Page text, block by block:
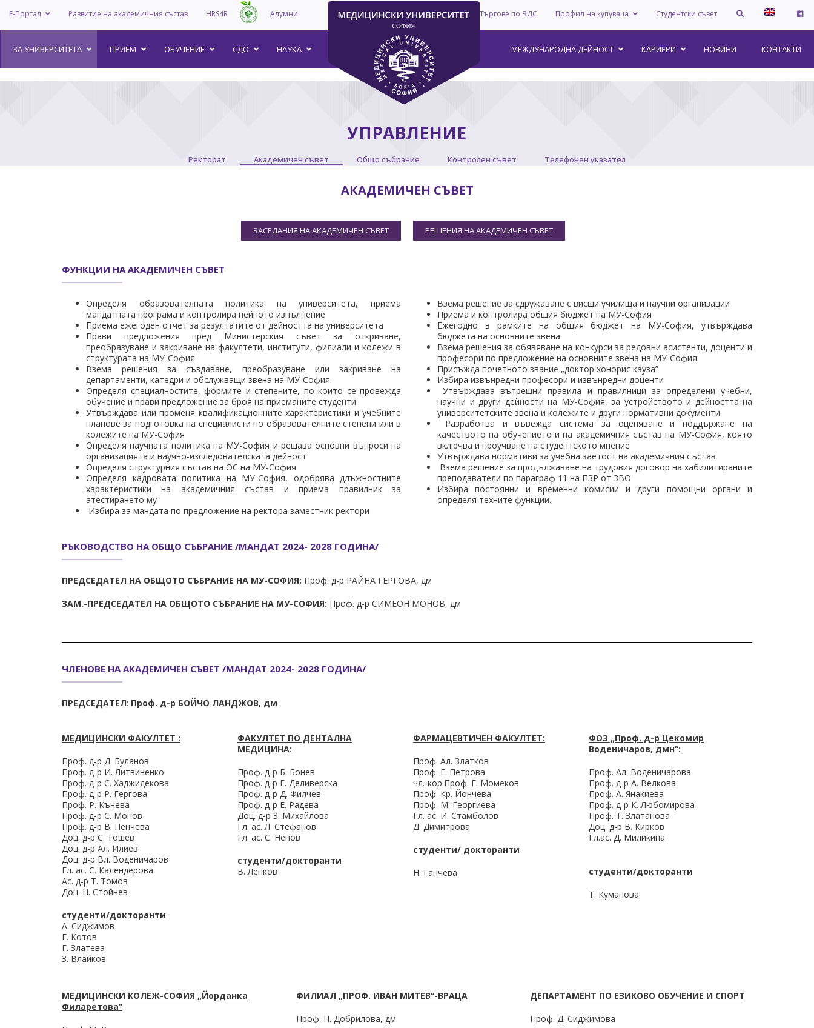
Е-Портал Развитие на академичния състав HRS4R Алумни Студентски съвет
Профил на купувача
Търгове по ЗДС
ЗА УНИВEРСИТЕТА
Медицински факултет
Факултет по дентална медицина
Фармацевтичен факултет
Факултет по обществено здраве
Филиал „Проф. д-р Ив. Митев” –
Враца
Медицински колеж – София
Научно-изследователски институт
ДЕОС
СОССБОС
Развойно-
техническа
Почивна
база-Китен
ПРИЕМ ОБУЧЕНИЕ СДО НАУКА КОНТАКТИ
НОВИНИ
КАРИЕРИ
МЕЖДУНАРОДНА ДЕЙНОСТ
УПРАВЛЕНИЕ
Ректорат Академичен съвет Общо събрание Контролен съвет Телефонен указател
АКАДЕМИЧЕН СЪВЕТ
ЗАСЕДАНИЯ НА АКАДЕМИЧЕН СЪВЕТ РЕШЕНИЯ НА АКАДЕМИЧЕН СЪВЕТ
ФУНКЦИИ НА АКАДЕМИЧЕН СЪВЕТ
Определя образователната политика на университета, приема
мандатната програма и контролира нейното изпълнение
Приема ежегоден отчет за резултатите от дейността на университета
Прави предложения пред Министерския съвет за откриване,
преобразуване и закриване на факултети, институти, филиали и колежи в
структурата на МУ-София.
Взема решения за създаване, преобразуване или закриване на
департаменти, катедри и обслужващи звена на МУ-София.
Определя специалностите, формите и степените, по които се провежда
обучение и прави предложение за броя на приеманите студенти
Утвърждава или променя квалификационните характеристики и учебните
планове за подготовка на специалисти по образователните степени или в
колежите на МУ-София
Определя научната политика на МУ-София и решава основни въпроси на
организацията и научно-изследователската дейност
Определя структурния състав на ОС на МУ-София
Определя кадровата политика на МУ-София, одобрява длъжностните
характеристики на академичния състав и приема правилник за
атестирането му
Избира за мандата по предложение на ректора заместник ректори
Взема решение за сдружаване с висши училища и научни организации
Приема и контролира общия бюджет на МУ-София
Ежегодно в рамките на общия бюджет на МУ-София, утвърждава
бюджета на основните звена
Взема решения за обявяване на конкурси за редовни асистенти, доценти и
професори по предложение на основните звена на МУ-София
Присъжда почетното звание „доктор хонорис кауза”
Избира извънредни професори и извънредни доценти
Утвърждава вътрешни правила и правилници за определени учебни,
научни и други дейности на МУ-София, за устройството и дейността на
университетските звена и колежите и други нормативни документи
Разработва и въвежда система за оценяване и поддържане на
качеството на обучението и на академичния състав на МУ-София, която
включва и проучване на студентското мнение
Утвърждава нормативи за учебна заетост на академичния състав
Взема решение за продължаване на трудовия договор на хабилитираните
преподаватели по параграф 11 на ПЗР от ЗВО
Избира постоянни и временни комисии и други помощни органи и
определя техните функции.
РЪКОВОДСТВО НА ОБЩО СЪБРАНИЕ /МАНДАТ 2024- 2028 ГОДИНА/
ПРЕДСЕДАТЕЛ НА ОБЩОТО СЪБРАНИЕ НА МУ-СОФИЯ: Проф. д-р РАЙНА ГЕРГОВА, дм
ЗАМ.-ПРЕДСЕДАТЕЛ НА ОБЩОТО СЪБРАНИЕ НА МУ-СОФИЯ: Проф. д-р СИМЕОН МОНОВ, дм
ЧЛЕНОВЕ НА АКАДЕМИЧЕН СЪВЕТ /МАНДАТ 2024- 2028 ГОДИНА/
ПРЕДСЕДАТЕЛ: Проф. д-р БОЙЧО ЛАНДЖОВ, дм
МЕДИЦИНСКИ ФАКУЛТЕТ :
Проф. д-р Д. Буланов
Проф. д-р И. Литвиненко
Проф. д-р С. Хаджидекова
Проф. д-р Р. Гергова
Проф. Р. Кънева
Проф. д-р С. Монов
Проф. д-р В. Пенчева
Доц. д-р С. Тошев
Доц. д-р Ал. Илиев
Доц. д-р Вл. Воденичаров
Гл. ас. С. Календерова
Ас. д-р Т. Томов
Доц. Н. Стойнев
студенти/докторанти
А. Сиджимов
Г. Котов
Г. Златева
З. Влайков
ФАКУЛТЕТ ПО ДЕНТАЛНА
МЕДИЦИНА:
Проф. д-р Б. Бонев
Проф. д-р Е. Деливерска
Проф. д-р Д. Филчев
Проф. д-р Е. Радева
Доц. д-р З. Михайлова
Гл. ас. Л. Стефанов
Гл. ас. С. Ненов
студенти/докторанти
В. Ленков
ФАРМАЦЕВТИЧЕН ФАКУЛТЕТ:
Проф. Ал. Златков
Проф. Г. Петрова
чл.-кор.Проф. Г. Момеков
Проф. Кр. Йончева
Проф. М. Георгиева
Гл. ас. И. Стамболов
Д. Димитрова
студенти/ докторанти
Н. Ганчева
ФОЗ „Проф. д-р Цекомир
Воденичаров, дмн“:
Проф. Ал. Воденичарова
Проф. д-р А. Велкова
Проф. А. Янакиева
Проф. д-р К. Любомирова
Проф. Т. Златанова
Доц. д-р В. Кирков
Гл.ас. Д. Миликина
студенти/докторанти
Т. Куманова
МЕДИЦИНСКИ КОЛЕЖ-СОФИЯ „Йорданка
Филаретова“
ФИЛИАЛ „ПРОФ. ИВАН МИТЕВ“-ВРАЦА
Проф. П. Добрилова, дм
ДЕПАРТАМЕНТ ПО ЕЗИКОВО ОБУЧЕНИЕ И СПОРТ
Проф. Д. Сиджимова